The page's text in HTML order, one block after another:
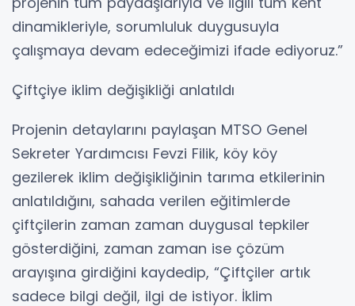
dinamikleriyle, sorumluluk duygusuyla
çalışmaya devam edeceğimizi ifade ediyoruz.”
Çiftçiye iklim değişikliği anlatıldı
Projenin detaylarını paylaşan MTSO Genel
Sekreter Yardımcısı Fevzi Filik, köy köy
gezilerek iklim değişikliğinin tarıma etkilerinin
anlatıldığını, sahada verilen eğitimlerde
çiftçilerin zaman zaman duygusal tepkiler
gösterdiğini, zaman zaman ise çözüm
arayışına girdiğini kaydedip, “Çiftçiler artık
sadece bilgi değil, ilgi de istiyor. İklim